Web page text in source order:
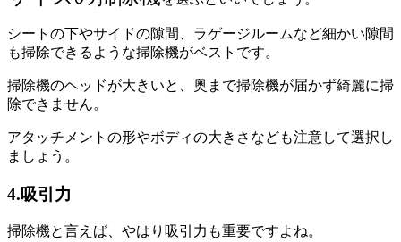
シートの下やサイドの隙間、ラゲージルームなど細かい隙間
も掃除できるような掃除機がベストです。
掃除機のヘッドが大きいと、奥まで掃除機が届かず綺麗に掃
除できません。
アタッチメントの形やボディの大きさなども注意して選択し
ましょう。
4.吸引力
掃除機と言えば、やはり吸引力も重要ですよね。